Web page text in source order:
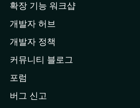
페
이
지
이
동
확장 기능 워크샵
개발자 허브
개발자 정책
커뮤니티 블로그
포럼
버그 신고